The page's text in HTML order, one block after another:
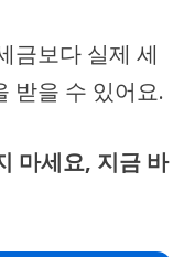
금보다 실제 세
받을 수 있어요.
마세요, 지금 바